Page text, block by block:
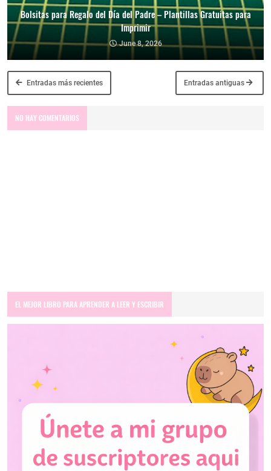
Bolsitas para Regalo del Día del Padre – Plantillas Gratuitas para
Imprimir
June 8, 2026
Entradas más recientes Entradas antiguas
NO HAY COMENTARIOS
EL MEJOR LIBRO PARA APRENDER A LEER Y ESCRIBIR